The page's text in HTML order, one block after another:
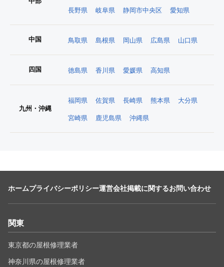
長野県 岐阜県 静岡市中央区 愛知県
中国 鳥取県 島根県 岡山県 広島県 山口県
四国 徳島県 香川県 愛媛県 高知県
九州・沖縄
福岡県 佐賀県 長崎県 熊本県 大分県
宮崎県 鹿児島県 沖縄県
ホームプライバシーポリシー運営会社掲載に関するお問い合わせ
関東
東京都の屋根修理業者
神奈川県の屋根修理業者